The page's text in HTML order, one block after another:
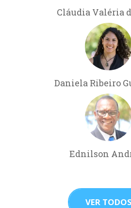
Cláudia Valéria
Daniela Ribeiro
Ednilson
VER TODOS